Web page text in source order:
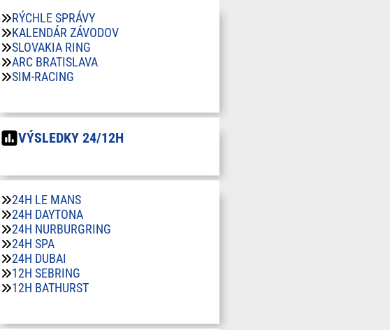
RÝCHLE SPRÁVY
KALENDÁR ZÁVODOV
SLOVAKIA RING
ARC BRATISLAVA
SIM-RACING
VÝSLEDKY 24/12H
24H LE MANS
24H DAYTONA
24H NURBURGRING
24H SPA
24H DUBAI
12H SEBRING
12H BATHURST